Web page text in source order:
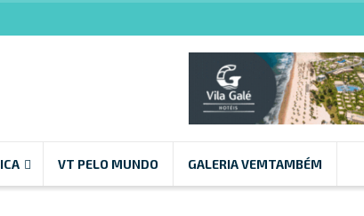
VT PELO MUNDO GALERIA VEMTAMBÉM